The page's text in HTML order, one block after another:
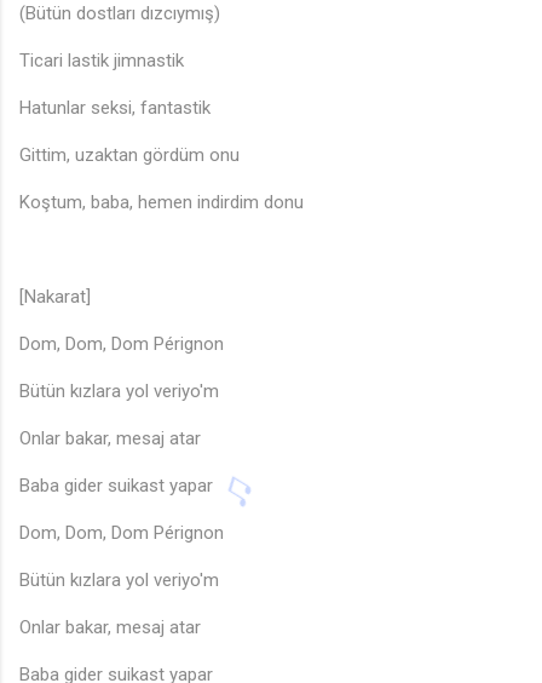
(Bütün dostları dızcıymış)
Ticari lastik jimnastik
Hatunlar seksi, fantastik
Gittim, uzaktan gördüm onu
Koştum, baba, hemen indirdim donu
[Nakarat]
Dom, Dom, Dom Pérignon
Bütün kızlara yol veriyo'm
Onlar bakar, mesaj atar
Baba gider suikast yapar
Dom, Dom, Dom Pérignon
Bütün kızlara yol veriyo'm
Onlar bakar, mesaj atar
Baba gider suikast yapar